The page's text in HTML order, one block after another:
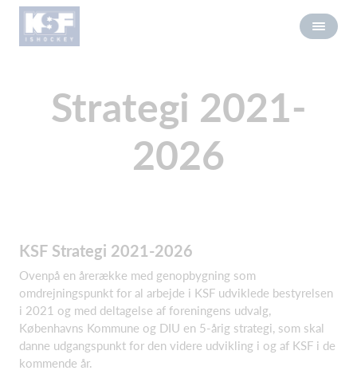
Strategi 2021-
2026
KSF Strategi 2021-2026
Ovenpå en årerække med genopbygning som
omdrejningspunkt for al arbejde i KSF udviklede bestyrelsen
i 2021 og med deltagelse af foreningens udvalg,
Københavns Kommune og DIU en 5-årig strategi, som skal
danne udgangspunkt for den videre udvikling i og af KSF i de
kommende år.